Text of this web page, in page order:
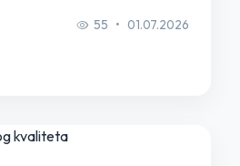
55 • 01.07.2026